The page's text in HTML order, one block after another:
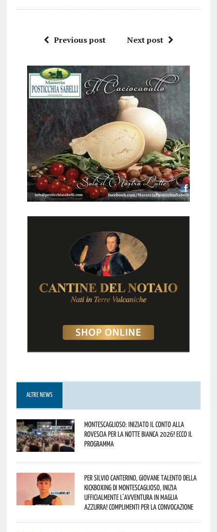
Previous post Next post
ALTRE NEWS
Montescaglioso: iniziato il conto alla
rovescia per la Notte Bianca 2026! Ecco il
programma
Per Silvio Canterino, giovane talento della
kickboxing di Montescaglioso, inizia
ufficialmente l’avventura in maglia
azzurra! Complimenti per la convocazione